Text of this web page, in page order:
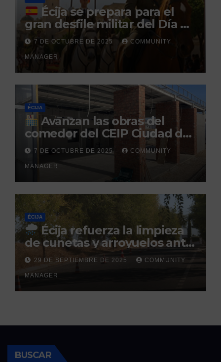
Écija se prepara para el
gran desfile militar del Día de
la Hispanidad organizado por
el Centro Militar de Cría
Caballar
7 DE OCTUBRE DE 2025 COMMUNITY
MANAGER
ÉCIJA
Avanzan las obras del
comedor del CEIP Ciudad del
Sol: su finalización está
prevista para finales de 2025
7 DE OCTUBRE DE 2025 COMMUNITY
MANAGER
ÉCIJA
Écija refuerza la limpieza
de cunetas y arroyuelos ante
la llegada de las lluvias
otoñales
29 DE SEPTIEMBRE DE 2025 COMMUNITY
MANAGER
BUSCAR